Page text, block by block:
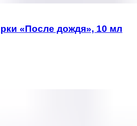
«После дождя», 10 мл